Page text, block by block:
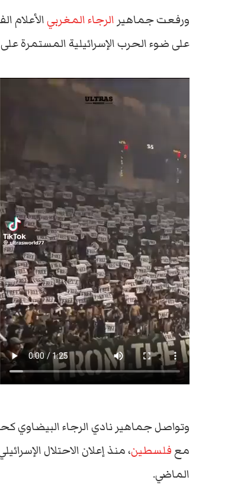
ورفعت جماهير الرجاء المغربيالأعلام
على ضوء الحرب الإسرائيلية المستمرة على قطاع غزة
وتواصل جماهير نادي الرجاء البيضاوي
مع فلسطين
الماضي.